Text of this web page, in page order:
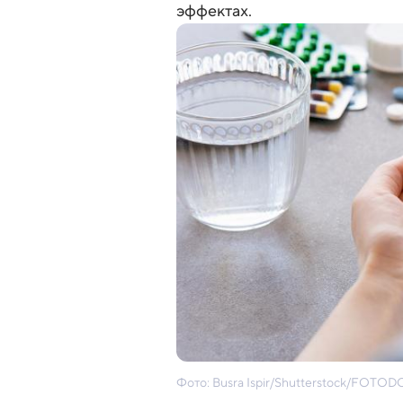
эффектах.
Фото: Busra Ispir/Shutterstock/